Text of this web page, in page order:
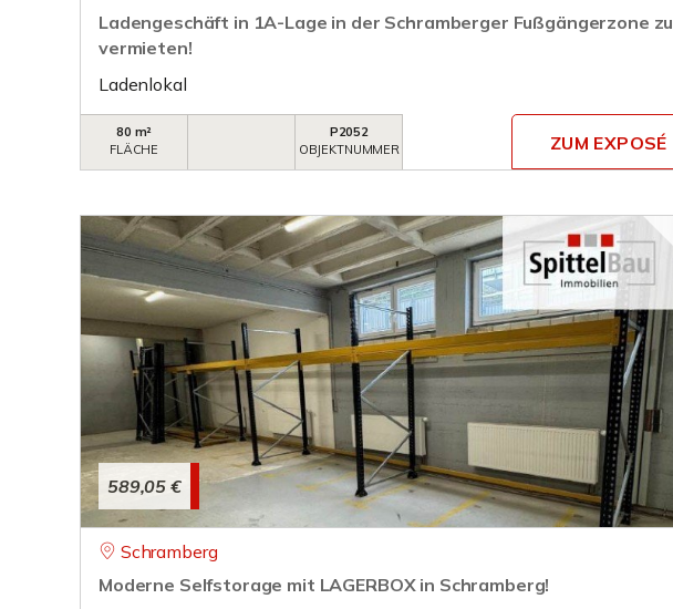
Ladengeschäft in 1A-Lage in der Schramberger Fußgängerzone zu
vermieten!
Ladenlokal
80 m²
FLÄCHE
P2052
OBJEKTNUMMER
ZUM EXPOSÉ
589,05 €
Schramberg
Moderne Selfstorage mit LAGERBOX in Schramberg!